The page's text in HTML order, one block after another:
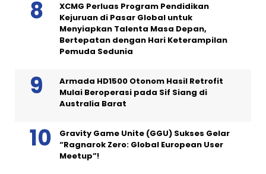
XCMG Perluas Program Pendidikan
Kejuruan di Pasar Global untuk
Menyiapkan Talenta Masa Depan,
Bertepatan dengan Hari Keterampilan
Pemuda Sedunia
Armada HD1500 Otonom Hasil Retrofit
Mulai Beroperasi pada Sif Siang di
Australia Barat
Gravity Game Unite (GGU) Sukses Gelar
“Ragnarok Zero: Global European User
Meetup”!